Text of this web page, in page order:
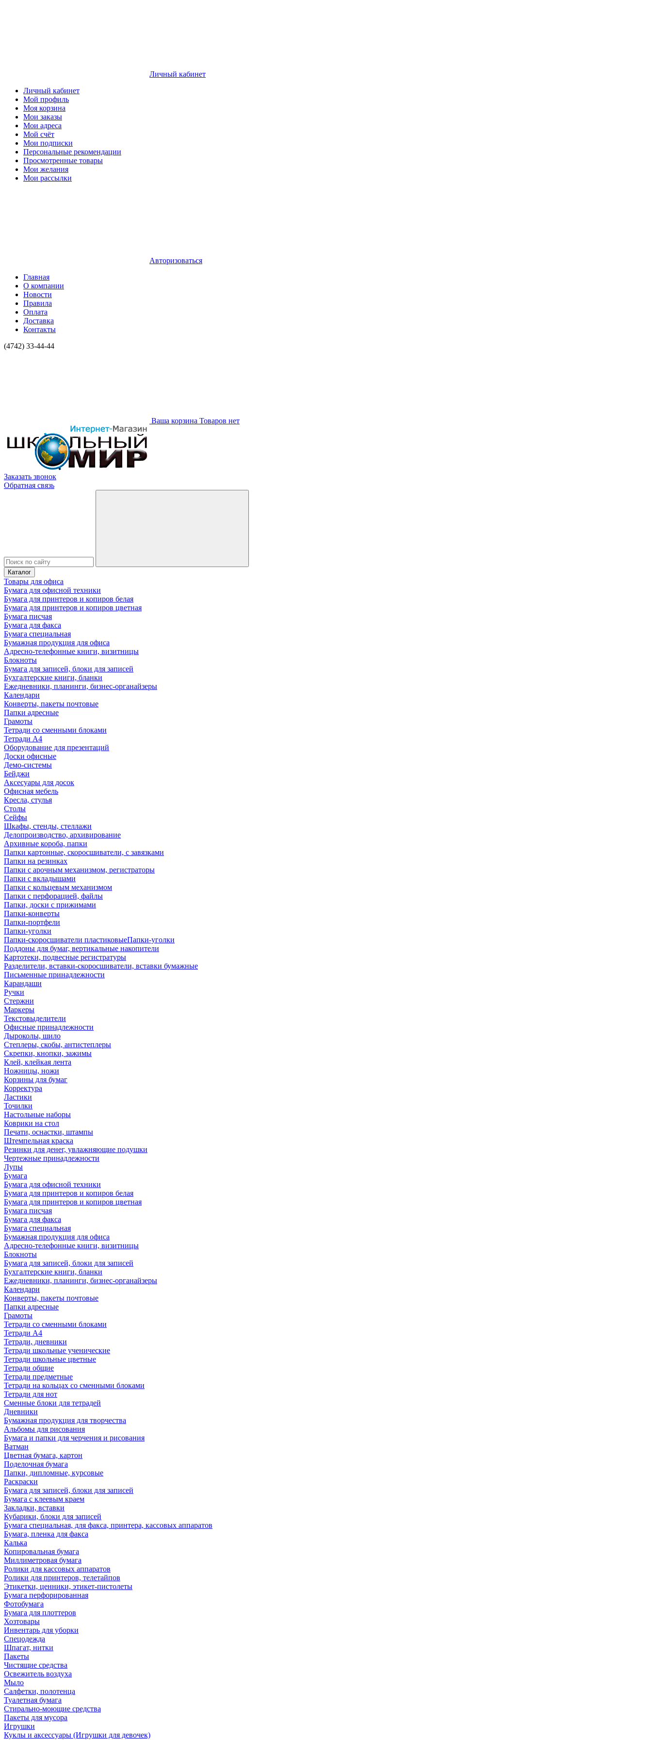
Личный кабинет
Личный кабинет
Мой профиль
Моя корзина
Мои заказы
Мои адреса
Мой счёт
Мои подписки
Персональные рекомендации
Просмотренные товары
Мои желания
Мои рассылки
Авторизоваться
Главная
О компании
Новости
Правила
Оплата
Доставка
Контакты
(4742) 33-44-44
Ваша корзина Товаров нет
Заказать звонок
Обратная связь
Каталог
Товары для офиса
Бумага для офисной техники
Бумага для принтеров и копиров белая
Бумага для принтеров и копиров цветная
Бумага писчая
Бумага для факса
Бумага специальная
Бумажная продукция для офиса
Адресно-телефонные книги, визитницы
Блокноты
Бумага для записей, блоки для записей
Бухгалтерские книги, бланки
Ежедневники, планинги, бизнес-органайзеры
Календари
Конверты, пакеты почтовые
Папки адресные
Грамоты
Тетради со сменными блоками
Тетради А4
Оборудование для презентаций
Доски офисные
Демо-системы
Бейджи
Аксесуары для досок
Офисная мебель
Кресла, стулья
Столы
Сейфы
Шкафы, стенды, стеллажи
Делопроизводство, архивирование
Архивные короба, папки
Папки картонные, скоросшиватели, с завязками
Папки на резинках
Папки с арочным механизмом, регистраторы
Папки с вкладышами
Папки с кольцевым механизмом
Папки с перфорацией, файлы
Папки, доски с прижимами
Папки-конверты
Папки-портфели
Папки-уголки
Папки-скоросшиватели пластиковыеПапки-уголки
Поддоны для бумаг, вертикальные накопители
Картотеки, подвесные регистратуры
Разделители, вставки-скоросшиватели, вставки бумажные
Письменные принадлежности
Карандаши
Ручки
Стержни
Маркеры
Текстовыделители
Офисные принадлежности
Дыроколы, шило
Степлеры, скобы, антистеплеры
Скрепки, кнопки, зажимы
Клей, клейкая лента
Ножницы, ножи
Корзины для бумаг
Корректура
Ластики
Точилки
Настольные наборы
Коврики на стол
Печати, оснастки, штампы
Штемпельная краска
Резинки для денег, увлажняющие подушки
Чертежные принадлежности
Лупы
Бумага
Бумага для офисной техники
Бумага для принтеров и копиров белая
Бумага для принтеров и копиров цветная
Бумага писчая
Бумага для факса
Бумага специальная
Бумажная продукция для офиса
Адресно-телефонные книги, визитницы
Блокноты
Бумага для записей, блоки для записей
Бухгалтерские книги, бланки
Ежедневники, планинги, бизнес-органайзеры
Календари
Конверты, пакеты почтовые
Папки адресные
Грамоты
Тетради со сменными блоками
Тетради А4
Тетради, дневники
Тетради школьные ученические
Тетради школьные цветные
Тетради общие
Тетради предметные
Тетради на кольцах со сменными блоками
Тетради для нот
Сменные блоки для тетрадей
Дневники
Бумажная продукция для творчества
Альбомы для рисования
Бумага и папки для черчения и рисования
Ватман
Цветная бумага, картон
Поделочная бумага
Папки, дипломные, курсовые
Раскраски
Бумага для записей, блоки для записей
Бумага с клеевым краем
Закладки, вставки
Кубарики, блоки для записей
Бумага специальная, для факса, принтера, кассовых аппаратов
Бумага, пленка для факса
Калька
Копировальная бумага
Миллиметровая бумага
Ролики для кассовых аппаратов
Ролики для принтеров, телетайпов
Этикетки, ценники, этикет-пистолеты
Бумага перфорированная
Фотобумага
Бумага для плоттеров
Хозтовары
Инвентарь для уборки
Спецодежда
Шпагат, нитки
Пакеты
Чистящие средства
Освежитель воздуха
Мыло
Салфетки, полотенца
Туалетная бумага
Стирально-моющие средства
Пакеты для мусора
Игрушки
Куклы и аксессуары (Игрушки для девочек)